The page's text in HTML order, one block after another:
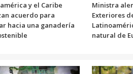
y el Caribe
acuerdo para
hacia una ganadería
Ministra
Exteriores
natural de